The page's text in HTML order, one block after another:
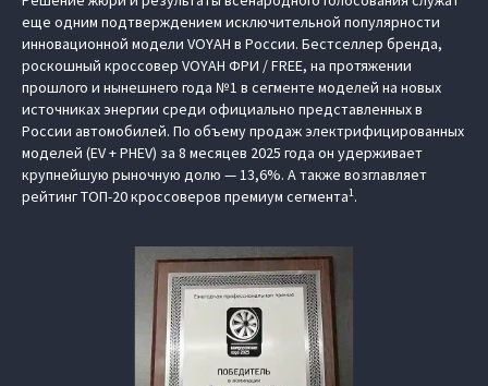
еще одним подтверждением исключительной популярности
инновационной модели VOYAH в России. Бестселлер бренда,
роскошный кроссовер VOYAH ФРИ / FREE, на протяжении
прошлого и нынешнего года №1 в сегменте моделей на новых
источниках энергии среди официально представленных в
России автомобилей. По объему продаж электрифицированных
моделей (EV + PHEV) за 8 месяцев 2025 года он удерживает
крупнейшую рыночную долю — 13,6%. А также возглавляет
рейтинг ТОП-20 кроссоверов премиум сегмента1.